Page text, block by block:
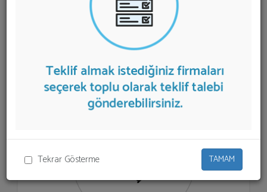
Tekrar Gösterme TAMAM
Dövme Stüdyosusunan firmalar aşağıda
listelenmektedir.Dövme Stüdyosu teklifi almak için
listeden seçim yapıp ya da "İlk 5 Firmadan Teklif İste"
kısmından toplu olarak teklif talebinizi firmalara
aktarabilirsiniz.